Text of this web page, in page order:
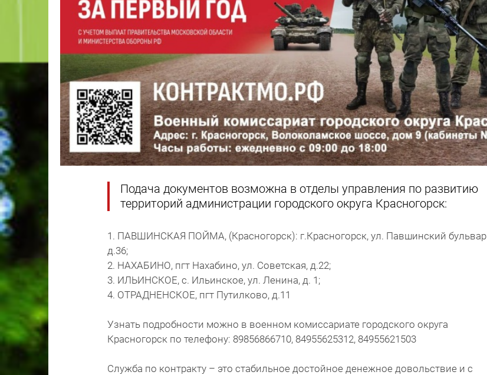
Подача документов возможна в отделы управления по развитию
территорий администрации городского округа Красногорск:
1. ПАВШИНСКАЯ ПОЙМА, (Красногорск): г.Красногорск, ул. Павшинский бульвар
д.36;
2. НАХАБИНО, пгт Нахабино, ул. Советская, д.22;
3. ИЛЬИНСКОЕ, с. Ильинское, ул. Ленина, д. 1;
4. ОТРАДНЕНСКОЕ, пгт Путилково, д.11
Узнать подробности можно в военном комиссариате городского округа
Красногорск по телефону: 89856866710, 84955625312, 84955621503
Служба по контракту – это стабильное достойное денежное довольствие и с